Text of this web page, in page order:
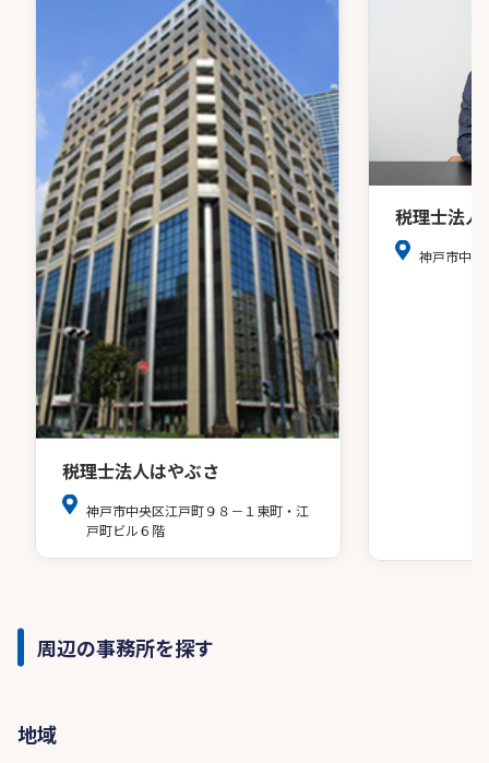
税理士法人はやぶさ
神戸市中央区江戸町９８－１東町・江
戸町ビル６階
税理士法人
神戸市中央
周辺の事務所を探す
地域